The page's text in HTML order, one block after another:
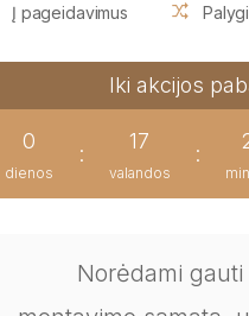
Į pageidavimus
Iki akcijos
0
dienos
:
17
valandos
:
Norėdami